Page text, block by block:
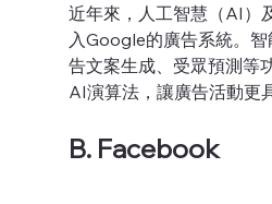
近年來，人工智慧（AI）
入Google的廣告系統。
告文案生成、受眾預測等
AI演算法，讓廣告活動更
B. Facebook